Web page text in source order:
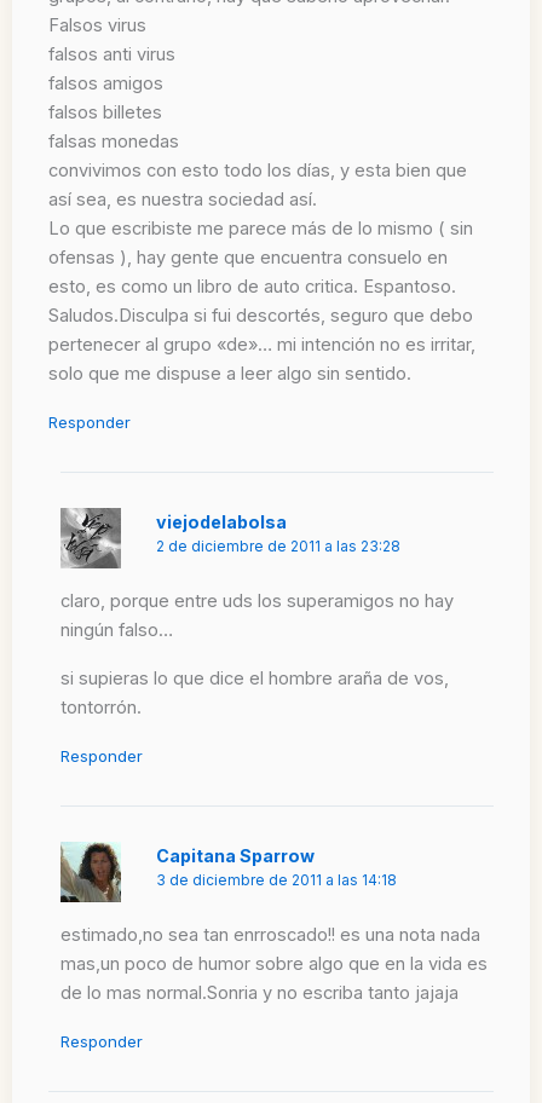
Falsos virus
falsos anti virus
falsos amigos
falsos billetes
falsas monedas
convivimos con esto todo los días, y esta bien que
así sea, es nuestra sociedad así.
Lo que escribiste me parece más de lo mismo ( sin
ofensas ), hay gente que encuentra consuelo en
esto, es como un libro de auto critica. Espantoso.
Saludos.Disculpa si fui descortés, seguro que debo
pertenecer al grupo «de»… mi intención no es irritar,
solo que me dispuse a leer algo sin sentido.
Responder
viejodelabolsa
2 de diciembre de 2011 a las 23:28
claro, porque entre uds los superamigos no hay
ningún falso…
si supieras lo que dice el hombre araña de vos,
tontorrón.
Responder
Capitana Sparrow
3 de diciembre de 2011 a las 14:18
estimado,no sea tan enrroscado!! es una nota nada
mas,un poco de humor sobre algo que en la vida es
de lo mas normal.Sonria y no escriba tanto jajaja
Responder